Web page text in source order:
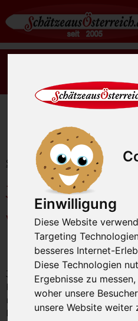
Einwilligung
Diese Website
Targeting
besseres Internet-
Diese Technologien
Ergebnisse zu
woher unsere
unsere Website weiter
Startseite Gourmetfleisch
Jungrind Bio
würziges und
Fleisch
Jungrindfleisch von Rindern
besonders zart und saftig.
natürlich gehaltenen
Mutterkuhhaltung